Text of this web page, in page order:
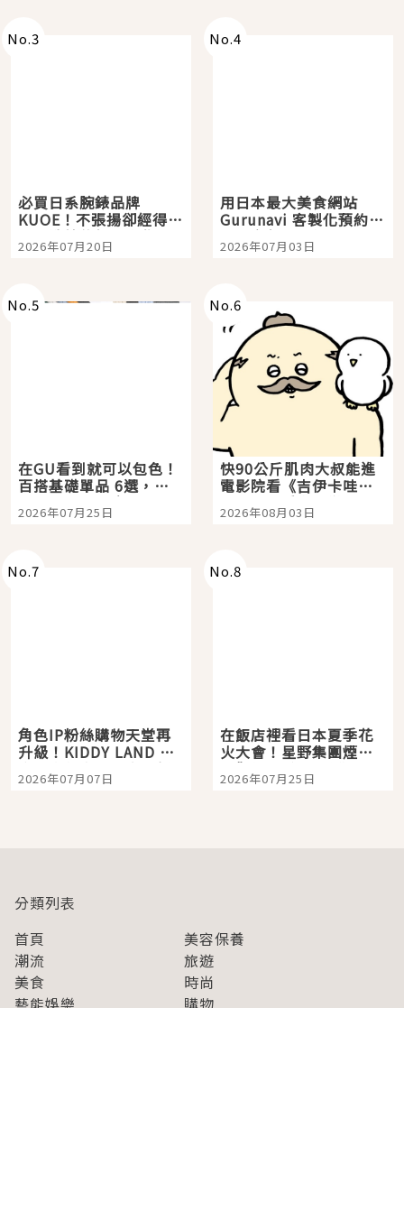
No.3
必買日系腕錶品牌
KUOE！不張揚卻經得起
時間洗鍊的經典之作五
選
2026年07月20日
No.4
用日本最大美食網站
Gurunavi 客製化預約九
大都市餐廳，打造專屬
美食體驗！
2026年07月03日
No.5
在GU看到就可以包色！
百搭基礎單品 6選，閉
眼全收也不心疼
2026年07月25日
No.6
快90公斤肌肉大叔能進
電影院看《吉伊卡哇》
嗎？日本重金屬樂團
「打首」會長與nagano
2026年08月03日
No.7
角色IP粉絲購物天堂再
升級！KIDDY LAND 原
宿店吉伊卡哇迎客，新
開幕 OMOKADO 店3分
2026年07月07日
No.8
在飯店裡看日本夏季花
火大會！星野集團煙火
景觀飯店6選，讓你不用
人擠人悠閒欣賞
2026年07月25日
分類列表
首頁
美容保養
潮流
旅遊
美食
時尚
藝能娛樂
購物